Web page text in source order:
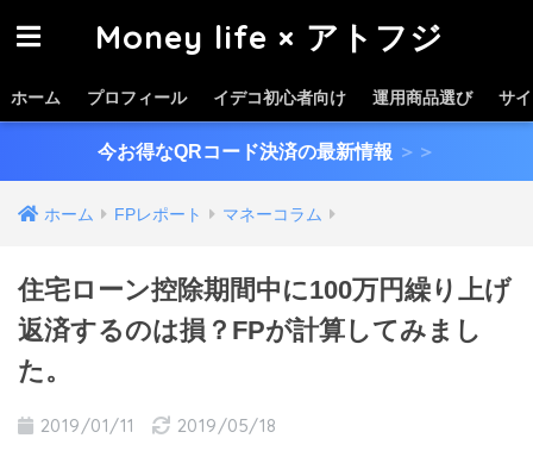
Money life × アトフジ
ホーム プロフィール イデコ初心者向け 運用商品選び サ
今お得なQRコード決済の最新情報 ＞＞
ホーム FPレポート マネーコラム
住宅ローン控除期間中に100万円繰り上げ
返済するのは損？FPが計算してみまし
た。
2019/01/11 2019/05/18